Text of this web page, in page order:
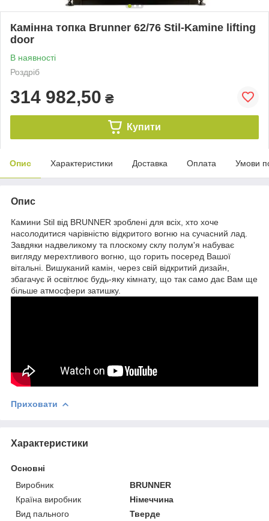
Камінна топка Brunner 62/76 Stil-Kamine lifting
door
В наявності
Роздріб
314 982,50 ₴
Купити
Опис Характеристики Доставка Оплата Умови
Опис
Камини Stil від BRUNNER зроблені для всіх, хто хоче
насолодитися чарівністю відкритого вогню на сучасний лад.
Завдяки надвеликому та плоскому склу полум'я набуває
вигляду мерехтливого вогню, що горить посеред Вашої
вітальні. Вишуканий камін, через свій відкритий дизайн,
збагачує й освітлює будь-яку кімнату, що так само дає Вам ще
більше атмосфери затишку.
Приховати
Характеристики
Основні
Виробник
BRUNNER
Країна виробник
Німеччина
Вид пального
Тверде